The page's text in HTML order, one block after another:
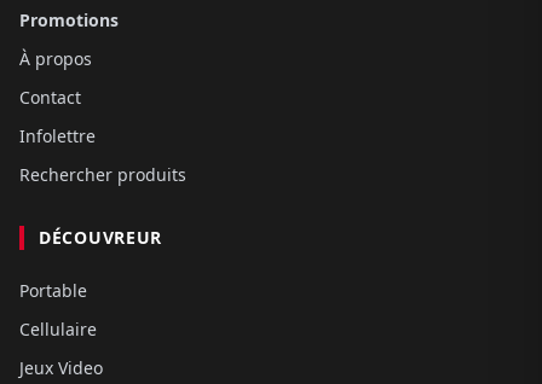
Promotions
À propos
Contact
Infolettre
Rechercher produits
DÉCOUVREUR
Portable
Cellulaire
Jeux Video